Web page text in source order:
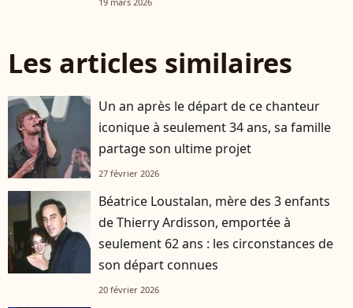
Les articles similaires
Un an après le départ de ce chanteur
iconique à seulement 34 ans, sa famille
partage son ultime projet
27 février 2026
Béatrice Loustalan, mère des 3 enfants
de Thierry Ardisson, emportée à
seulement 62 ans : les circonstances de
son départ connues
20 février 2026